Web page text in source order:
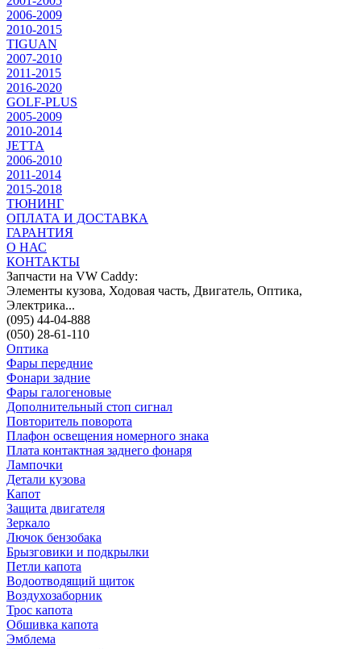
2006-2009
2010-2015
TIGUAN
2007-2010
2011-2015
2016-2020
GOLF-PLUS
2005-2009
2010-2014
JETTA
2006-2010
2011-2014
2015-2018
ТЮНИНГ
ОПЛАТА И ДОСТАВКА
ГАРАНТИЯ
О НАС
КОНТАКТЫ
Запчасти на VW Caddy:
Элементы кузова, Ходовая часть, Двигатель, Оптика,
Электрика...
(095) 44-04-888
(050) 28-61-110
Оптика
Фары передние
Фонари задние
Фары галогеновые
Дополнительный стоп сигнал
Повторитель поворота
Плафон освещения номерного знака
Плата контактная заднего фонаря
Лампочки
Детали кузова
Капот
Защита двигателя
Зеркало
Лючок бензобака
Брызговики и подкрылки
Петли капота
Водоотводящий щиток
Воздухозаборник
Трос капота
Обшивка капота
Эмблема